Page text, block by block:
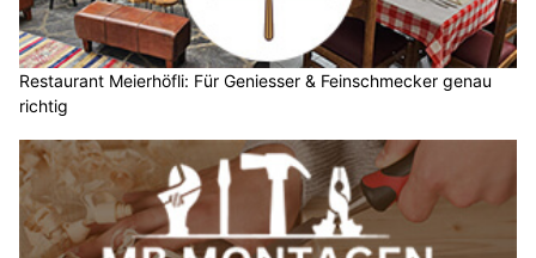
Restaurant Meierhöfli: Für Geniesser & Feinschmecker genau
richtig